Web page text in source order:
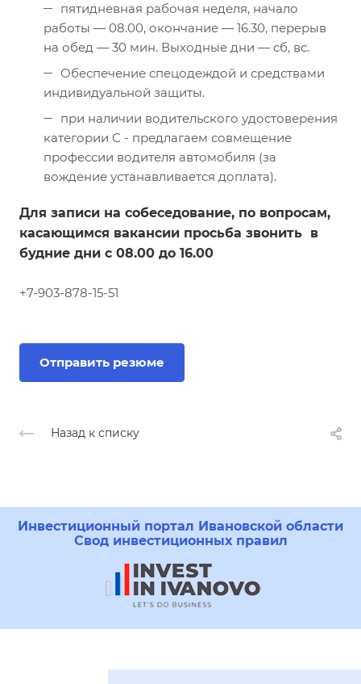
пятидневная рабочая неделя, начало
работы — 08.00, окончание — 16.30, перерыв
на обед — 30 мин. Выходные дни — сб, вс.
Обеспечение спецодеждой и средствами
индивидуальной защиты.
при наличии водительского удостоверения
категории С - предлагаем совмещение
профессии водителя автомобиля (за
вождение устанавливается доплата).
Для записи на собеседование, по вопросам,
касающимся вакансии просьба звонить в
будние дни с 08.00 до 16.00
+7-903-878-15-51
Отправить резюме
Назад к списку
Инвестиционный портал Ивановской области
Свод инвестиционных правил